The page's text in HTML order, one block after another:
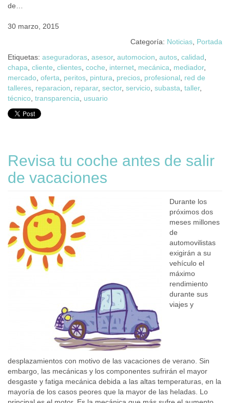
de…
30 marzo, 2015
Categoría: Noticias Portada
Etiquetas: aseguradoras asesor, automocion autos calidad
chapa cliente clientes coche internet mecánica mediador,
mercado oferta peritos pintura precios profesional red de
talleres reparacion reparar, sector, servicio subasta taller,
técnico transparencia usuario
Revisa tu coche antes de salir
de vacaciones
Durante los
próximos dos
meses millones
de
automovilistas
exigirán a su
vehículo el
máximo
rendimiento
durante sus
viajes y
desplazamientos con motivo de las vacaciones de verano. Sin
embargo, las mecánicas y los componentes sufrirán el mayor
desgaste y fatiga mecánica debida a las altas temperaturas, en la
mayoría de los casos peores que la mayor de las heladas. Lo